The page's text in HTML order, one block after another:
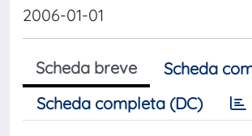
2006-01-01
Scheda breve
Scheda
Scheda completa (DC)